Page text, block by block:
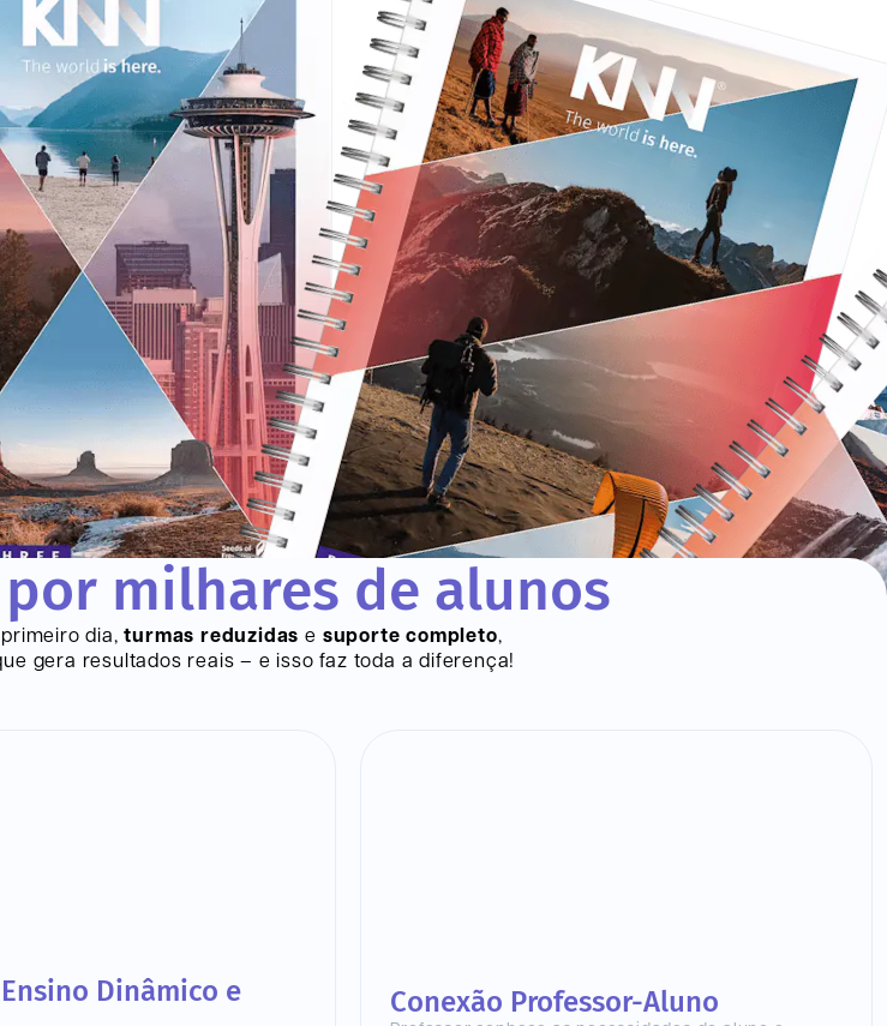
milhares de alunos
dia, turmas reduzidas e suporte completo,
gera resultados reais – e isso faz toda a diferença!
Dinâmico e
Conexão Professor-Aluno